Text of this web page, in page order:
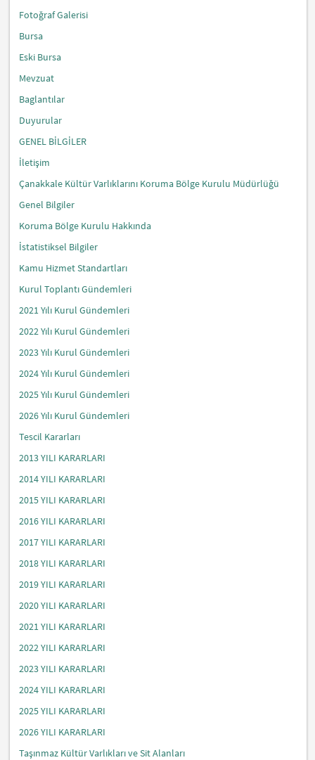
Fotoğraf Galerisi
Bursa
Eski Bursa
Mevzuat
Baglantılar
Duyurular
GENEL BİLGİLER
İletişim
Çanakkale Kültür Varlıklarını Koruma Bölge Kurulu Müdürlüğü
Genel Bilgiler
Koruma Bölge Kurulu Hakkında
İstatistiksel Bilgiler
Kamu Hizmet Standartları
Kurul Toplantı Gündemleri
2021 Yılı Kurul Gündemleri
2022 Yılı Kurul Gündemleri
2023 Yılı Kurul Gündemleri
2024 Yılı Kurul Gündemleri
2025 Yılı Kurul Gündemleri
2026 Yılı Kurul Gündemleri
Tescil Kararları
2013 YILI KARARLARI
2014 YILI KARARLARI
2015 YILI KARARLARI
2016 YILI KARARLARI
2017 YILI KARARLARI
2018 YILI KARARLARI
2019 YILI KARARLARI
2020 YILI KARARLARI
2021 YILI KARARLARI
2022 YILI KARARLARI
2023 YILI KARARLARI
2024 YILI KARARLARI
2025 YILI KARARLARI
2026 YILI KARARLARI
Taşınmaz Kültür Varlıkları ve Sit Alanları